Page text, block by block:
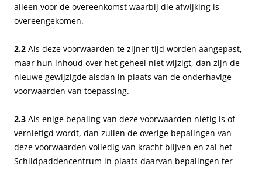
alleen voor de overeenkomst waarbij die afwijking is
overeengekomen.
2.2 Als deze voorwaarden te zijner tijd worden aangepast,
maar hun inhoud over het geheel niet wijzigt, dan zijn de
nieuwe gewijzigde alsdan in plaats van de onderhavige
voorwaarden van toepassing.
2.3 Als enige bepaling van deze voorwaarden nietig is of
vernietigd wordt, dan zullen de overige bepalingen van
deze voorwaarden volledig van kracht blijven en zal het
Schildpaddencentrum in plaats daarvan bepalingen ter